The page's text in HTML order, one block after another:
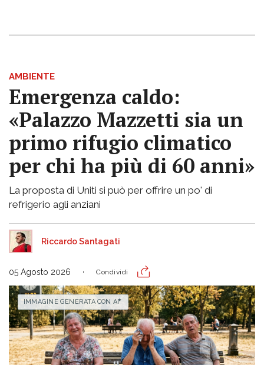
AMBIENTE
Emergenza caldo:
«Palazzo Mazzetti sia un
primo rifugio climatico
per chi ha più di 60 anni»
La proposta di Uniti si può per offrire un po' di
refrigerio agli anziani
Riccardo Santagati
05 Agosto 2026 Condividi
IMMAGINE GENERATA CON AI